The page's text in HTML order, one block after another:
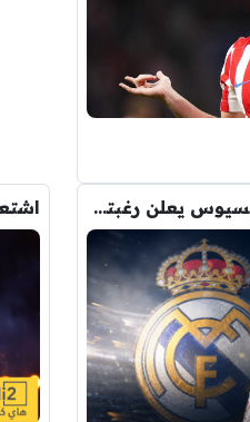
قبل انتهاء الاجتماع .. فينيسيوس يعلن رغبته في الرحيل عن ريال مدريد !